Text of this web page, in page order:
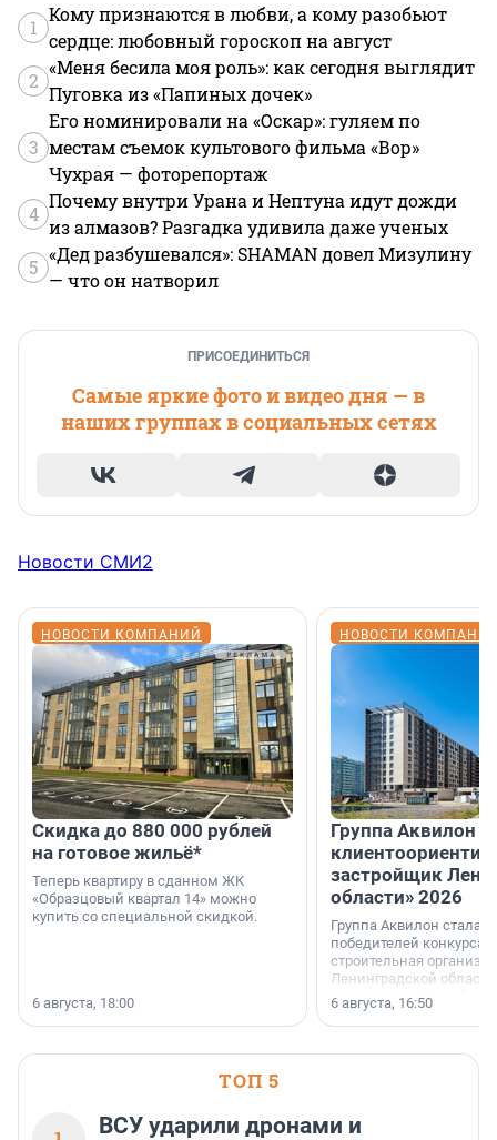
1
Кому признаются в любви, а кому разобьют
сердце: любовный гороскоп на август
2
«Меня бесила моя роль»: как сегодня выглядит
Пуговка из «Папиных дочек»
3
Его номинировали на «Оскар»: гуляем по
местам съемок культового фильма «Вор»
Чухрая — фоторепортаж
4
Почему внутри Урана и Нептуна идут дожди
из алмазов? Разгадка удивила даже ученых
5
«Дед разбушевался»: SHAMAN довел Мизулину
— что он натворил
ПРИСОЕДИНИТЬСЯ
Самые яркие фото и видео дня — в
наших группах в социальных сетях
Новости СМИ2
НОВОСТИ КОМПАНИЙ
Скидка до 880 000 рублей
на готовое жильё*
Теперь квартиру в сданном ЖК
«Образцовый квартал 14» можно
купить со специальной скидкой.
6 августа, 18:00
НОВОСТИ
Группа Аквилон
застройщик
области» 2026
Группа Аквилон стала
победителей конкурса
строительная
Ленинградской области
номинации «Самый
застройщик
области».
6 августа, 16:50
ТОП 5
ВСУ ударили дронами и